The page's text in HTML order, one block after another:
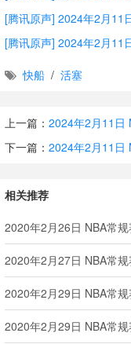
[腾讯原声] 2024年2月11
[腾讯原声] 2024年2月11
快船 / 活塞
上一篇： 2024年2月11日
下一篇： 2024年2月11日
相关推荐
2020年2月26日 NBA常
2020年2月27日 NBA常
2020年2月29日 NBA常
2020年2月29日 NBA常